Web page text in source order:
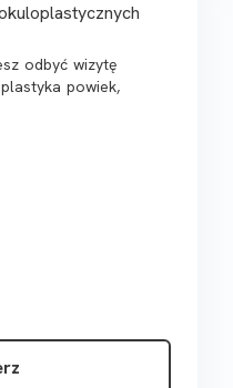
odbyć wizytę
powiek,